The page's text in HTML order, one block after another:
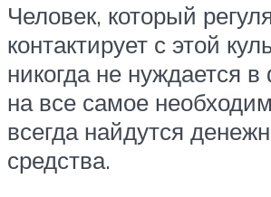
Человек, который
контактирует с этой
никогда не нуждается
на все самое
всегда найдутся
средства.